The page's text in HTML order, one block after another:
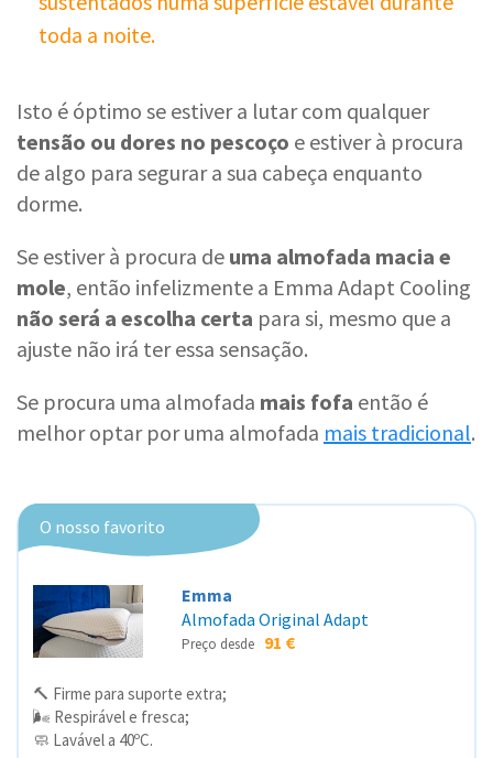
toda a noite.
Isto é óptimo se estiver a lutar com qualquer
tensão ou dores no pescoço e estiver à procura
de algo para segurar a sua cabeça enquanto
dorme.
Se estiver à procura de uma almofada macia e
mole, então infelizmente a Emma Adapt Cooling
não será a escolha certa para si, mesmo que a
ajuste não irá ter essa sensação.
Se procura uma almofada mais fofa então é
melhor optar por uma almofada mais tradicional.
O nosso favorito
Emma
Almofada Original Adapt
Preço desde 91 €
🔨 Firme para suporte extra;
🌬️ Respirável e fresca;
🧼 Lavável a 40ºC.